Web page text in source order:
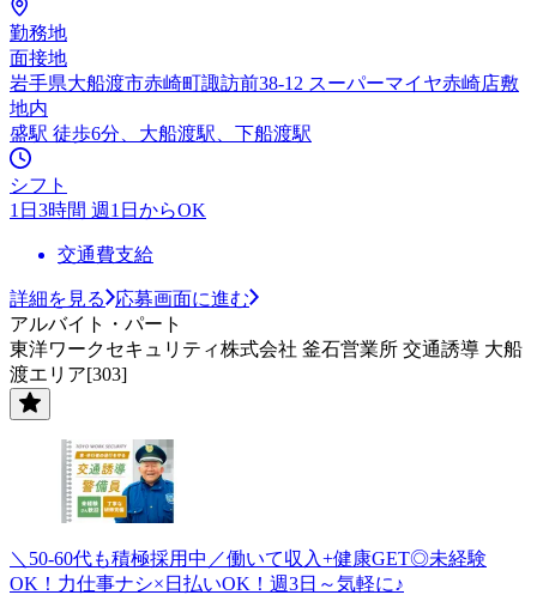
勤務地
面接地
岩手県大船渡市赤崎町諏訪前38-12 スーパーマイヤ赤崎店敷
地内
盛駅 徒歩6分、大船渡駅、下船渡駅
シフト
1日3時間 週1日からOK
交通費支給
詳細を見る
応募画面に進む
アルバイト・パート
東洋ワークセキュリティ株式会社 釜石営業所 交通誘導 大船
渡エリア[303]
＼50-60代も積極採用中／働いて収入+健康GET◎未経験
OK！力仕事ナシ×日払いOK！週3日～気軽に♪